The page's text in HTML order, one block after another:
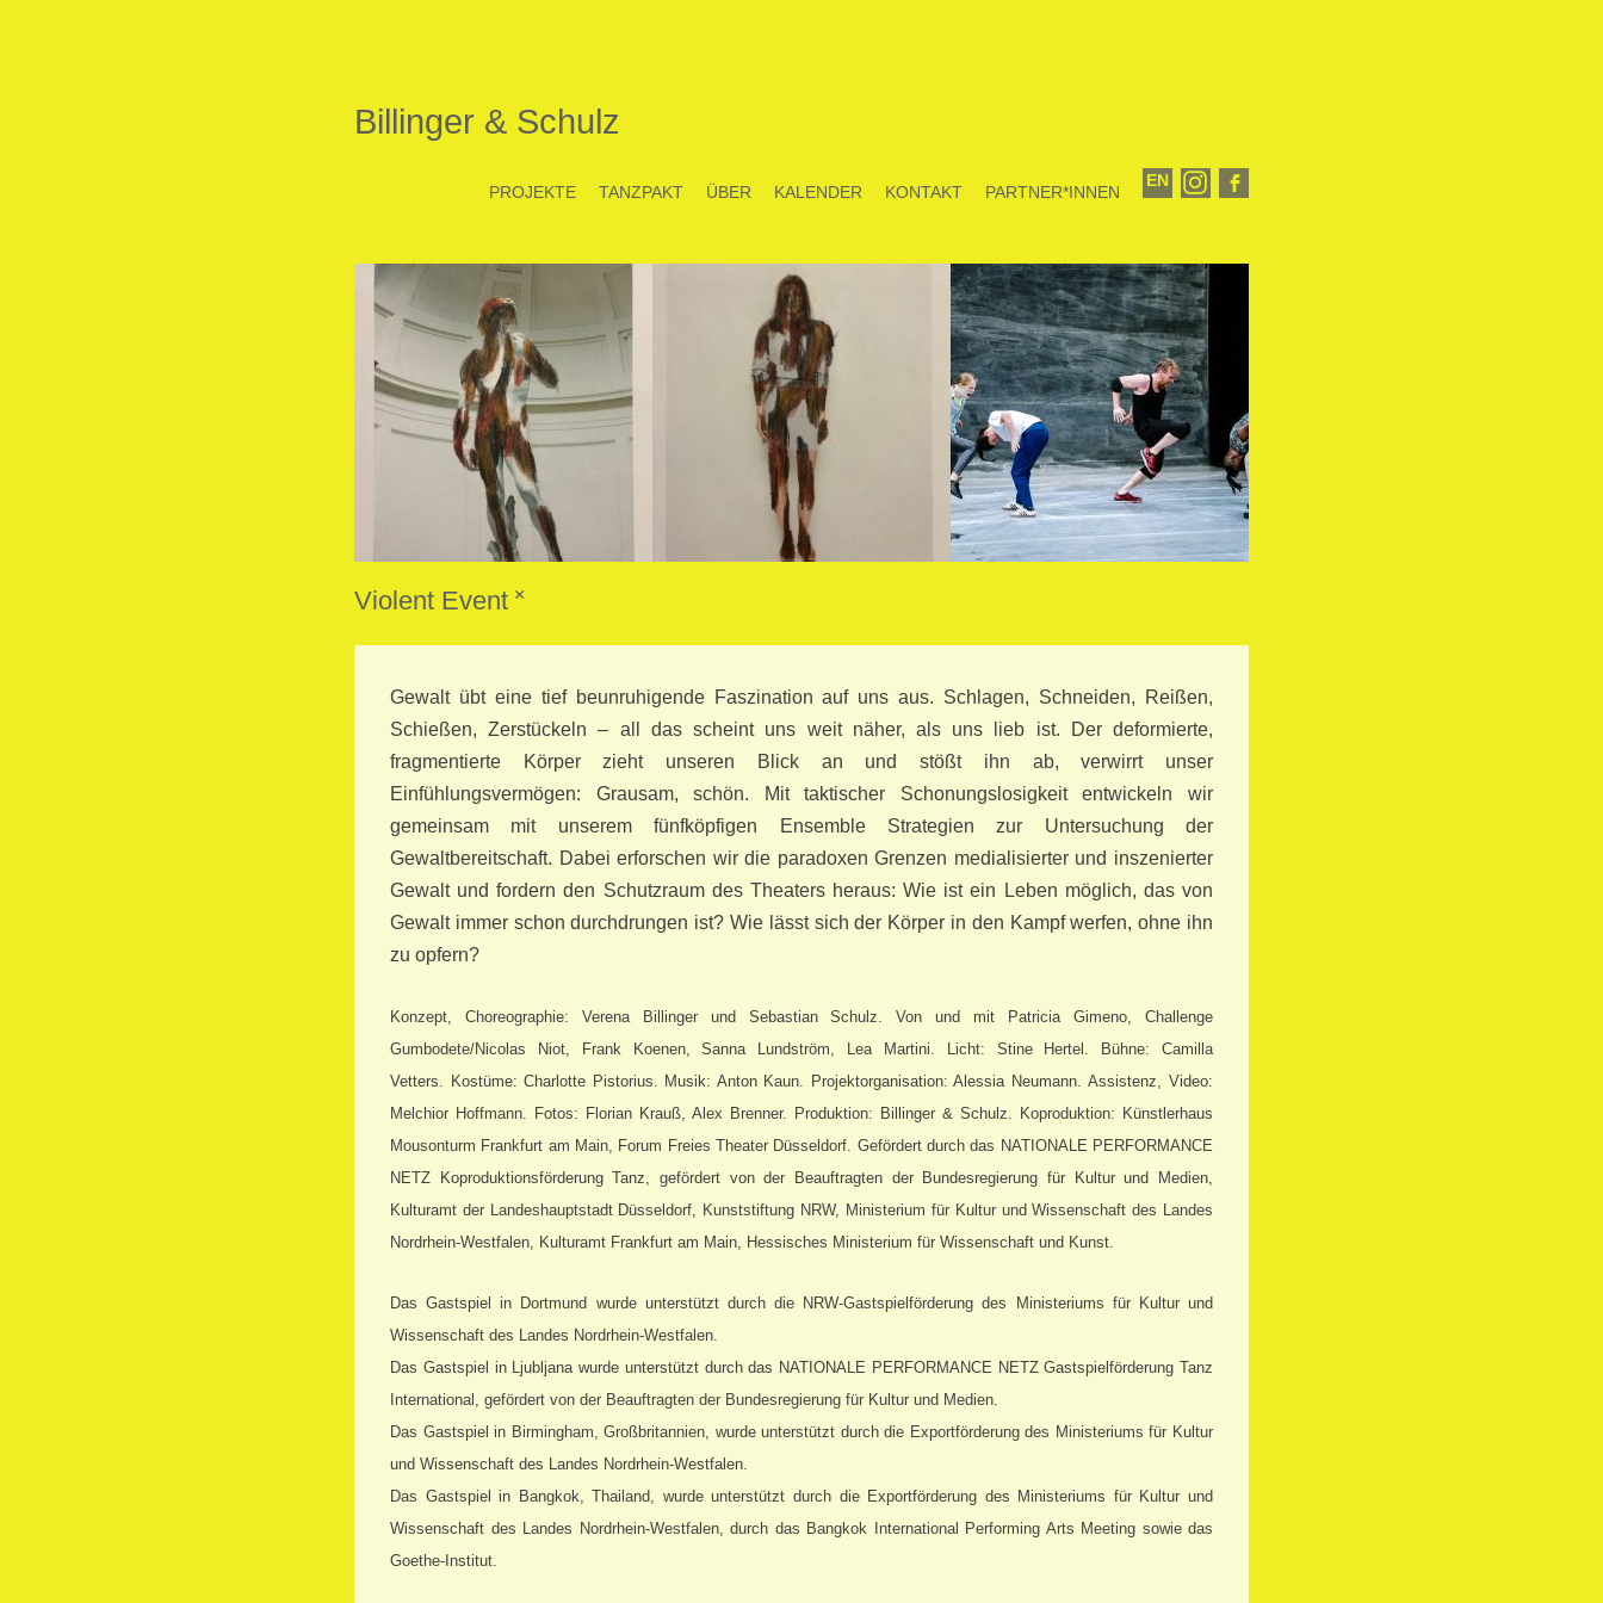
Billinger & Schulz
PROJEKTE TANZPAKT ÜBER KALENDER KONTAKT PARTNER*INNEN
EN 
Violent Event ˟
Gewalt übt eine tief beunruhigende Faszination auf uns aus. Schlagen, Schneiden, Reißen,
Schießen, Zerstückeln – all das scheint uns weit näher, als uns lieb ist. Der deformierte,
fragmentierte Körper zieht unseren Blick an und stößt ihn ab, verwirrt unser
Einfühlungsvermögen: Grausam, schön. Mit taktischer Schonungslosigkeit entwickeln wir
gemeinsam mit unserem fünfköpfigen Ensemble Strategien zur Untersuchung der
Gewaltbereitschaft. Dabei erforschen wir die paradoxen Grenzen medialisierter und inszenierter
Gewalt und fordern den Schutzraum des Theaters heraus: Wie ist ein Leben möglich, das von
Gewalt immer schon durchdrungen ist? Wie lässt sich der Körper in den Kampf werfen, ohne ihn
zu opfern?
Konzept, Choreographie: Verena Billinger und Sebastian Schulz. Von und mit Patricia Gimeno, Challenge
Gumbodete/Nicolas Niot, Frank Koenen, Sanna Lundström, Lea Martini. Licht: Stine Hertel. Bühne: Camilla
Vetters. Kostüme: Charlotte Pistorius. Musik: Anton Kaun. Projektorganisation: Alessia Neumann. Assistenz, Video:
Melchior Hoffmann. Fotos: Florian Krauß, Alex Brenner. Produktion: Billinger & Schulz. Koproduktion: Künstlerhaus
Mousonturm Frankfurt am Main, Forum Freies Theater Düsseldorf. Gefördert durch das NATIONALE PERFORMANCE
NETZ Koproduktionsförderung Tanz, gefördert von der Beauftragten der Bundesregierung für Kultur und Medien,
Kulturamt der Landeshauptstadt Düsseldorf, Kunststiftung NRW, Ministerium für Kultur und Wissenschaft des Landes
Nordrhein-Westfalen, Kulturamt Frankfurt am Main, Hessisches Ministerium für Wissenschaft und Kunst.
Das Gastspiel in Dortmund wurde unterstützt durch die NRW-Gastspielförderung des Ministeriums für Kultur und
Wissenschaft des Landes Nordrhein-Westfalen.
Das Gastspiel in Ljubljana wurde unterstützt durch das NATIONALE PERFORMANCE NETZ Gastspielförderung Tanz
International, gefördert von der Beauftragten der Bundesregierung für Kultur und Medien.
Das Gastspiel in Birmingham, Großbritannien, wurde unterstützt durch die Exportförderung des Ministeriums für Kultur
und Wissenschaft des Landes Nordrhein-Westfalen.
Das Gastspiel in Bangkok, Thailand, wurde unterstützt durch die Exportförderung des Ministeriums für Kultur und
Wissenschaft des Landes Nordrhein-Westfalen, durch das Bangkok International Performing Arts Meeting sowie das
Goethe-Institut.